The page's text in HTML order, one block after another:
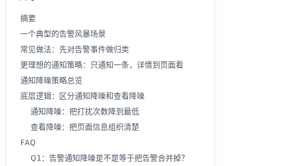
摘要
一个典型的告警风暴场景
常见做法：先对告警事件做归类
更理想的通知策略：只通知一条，详情到页面看
通知降噪策略总览
底层逻辑：区分通知降噪和查看降噪
通知降噪：把打扰次数降到最低
查看降噪：把页面信息组织清楚
FAQ
Q1：告警通知降噪是不是等于把告警合并掉？